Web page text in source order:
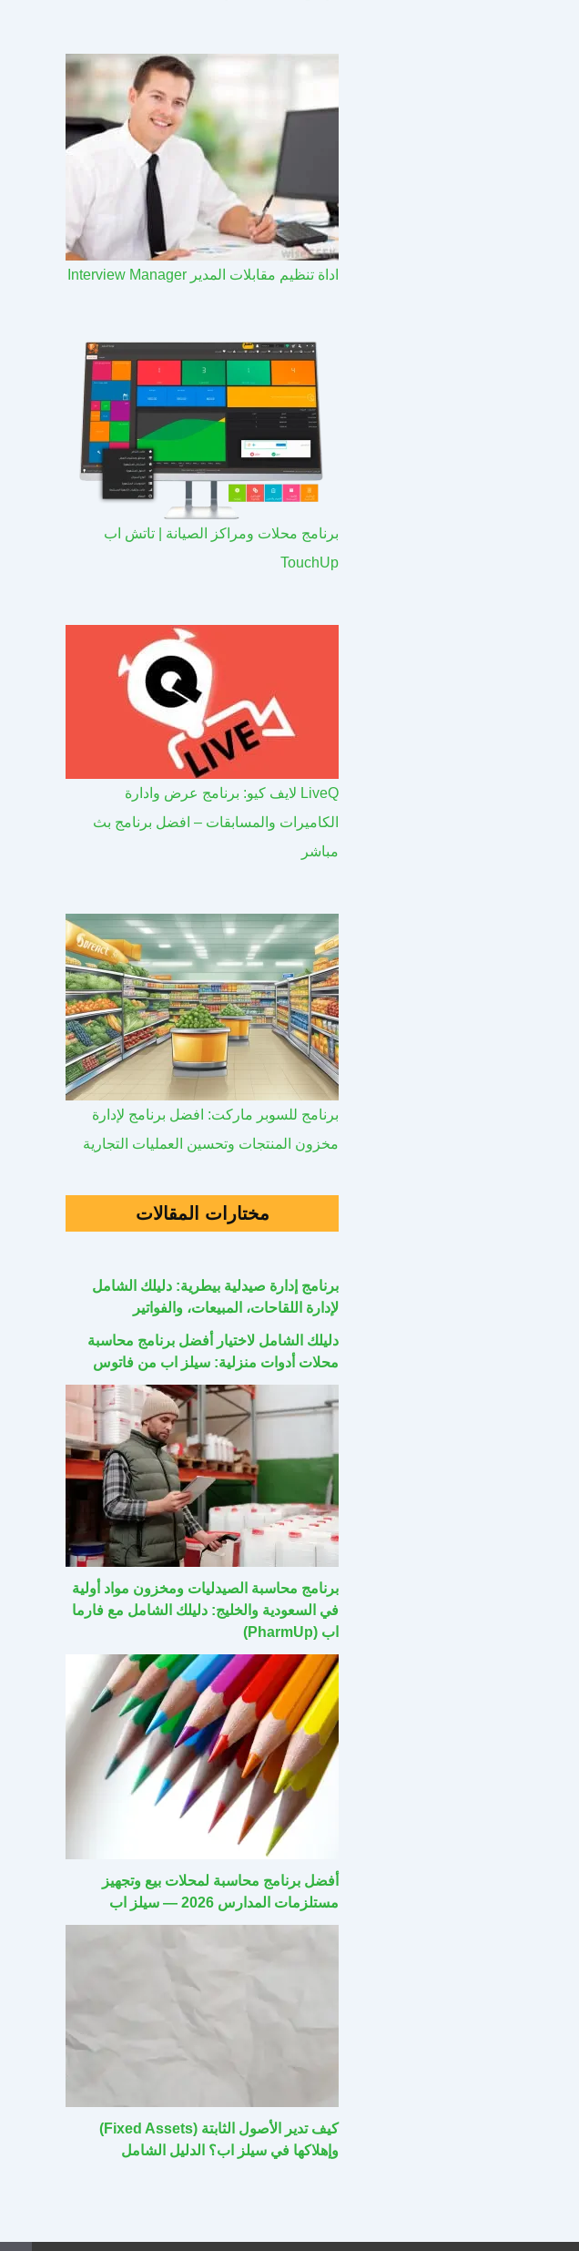
اداة تنظيم مقابلات المدير Interview Manager
برنامج محلات ومراكز الصيانة | تاتش اب
TouchUp
LiveQ لايف كيو: برنامج عرض وادارة
الكاميرات والمسابقات – افضل برنامج بث
مباشر
برنامج للسوبر ماركت: افضل برنامج لإدارة
مخزون المنتجات وتحسين العمليات التجارية
مختارات المقالات
برنامج إدارة صيدلية بيطرية: دليلك الشامل
لإدارة اللقاحات، المبيعات، والفواتير
دليلك الشامل لاختيار أفضل برنامج محاسبة
محلات أدوات منزلية: سيلز اب من فاتوس
برنامج محاسبة الصيدليات ومخزون مواد أولية
في السعودية والخليج: دليلك الشامل مع فارما
اب (PharmUp)
أفضل برنامج محاسبة لمحلات بيع وتجهيز
مستلزمات المدارس 2026 — سيلز اب
كيف تدير الأصول الثابتة (Fixed Assets)
وإهلاكها في سيلز اب؟ الدليل الشامل